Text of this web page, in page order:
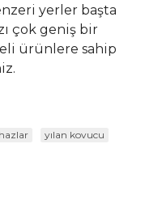
yerler başta
çok geniş bir
ürünlere sahip
yılan kovucu